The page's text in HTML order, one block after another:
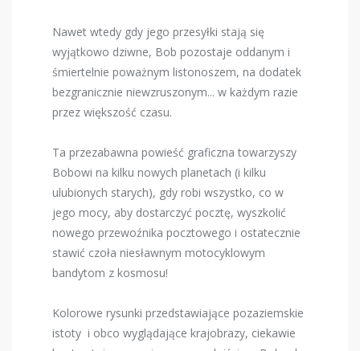
Nawet wtedy gdy jego przesyłki stają się
wyjątkowo dziwne, Bob pozostaje oddanym i
śmiertelnie poważnym listonoszem, na dodatek
bezgranicznie niewzruszonym... w każdym razie
przez większość czasu.
Ta przezabawna powieść graficzna towarzyszy
Bobowi na kilku nowych planetach (i kilku
ulubionych starych), gdy robi wszystko, co w
jego mocy, aby dostarczyć pocztę, wyszkolić
nowego przewoźnika pocztowego i ostatecznie
stawić czoła niesławnym motocyklowym
bandytom z kosmosu!
Kolorowe rysunki przedstawiające pozaziemskie
istoty i obco wyglądające krajobrazy, ciekawie